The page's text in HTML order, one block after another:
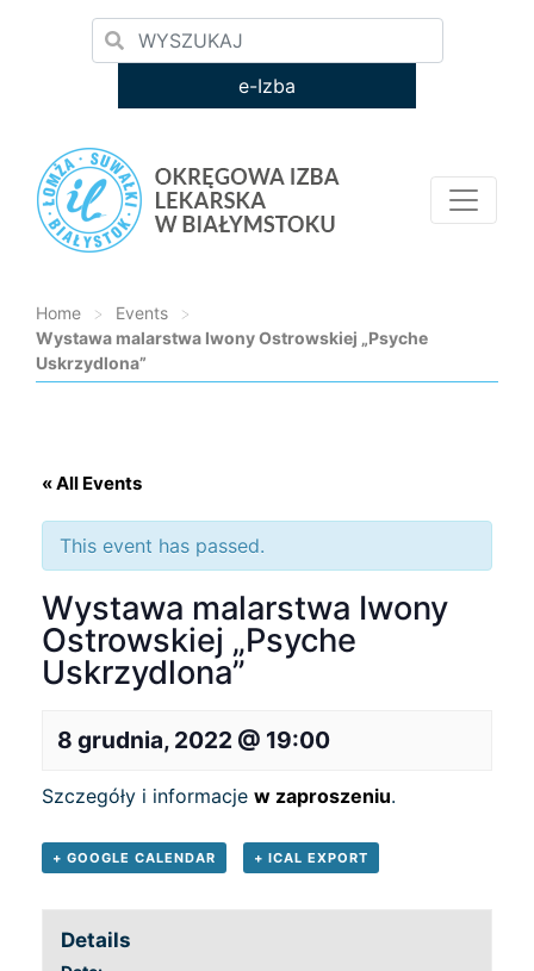
e-Izba
Home > Events
>
Wystawa malarstwa Iwony Ostrowskiej „Psyche
Uskrzydlona”
« All Events
This event has passed.
Wystawa malarstwa Iwony
Ostrowskiej „Psyche
Uskrzydlona”
8 grudnia, 2022 @ 19:00
Szczegóły i informacje w zaproszeniu.
+ GOOGLE CALENDAR + ICAL EXPORT
Details